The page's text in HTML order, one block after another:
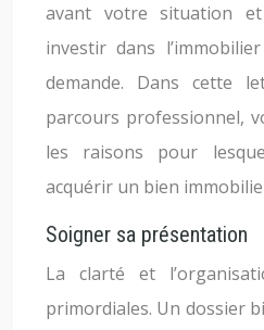
avant votre situation
investir dans
demande. Dans cette
parcours professionnel,
les raisons pour
acquérir un bien
Soigner sa présentation
La clarté et
primordiales. Un dossier